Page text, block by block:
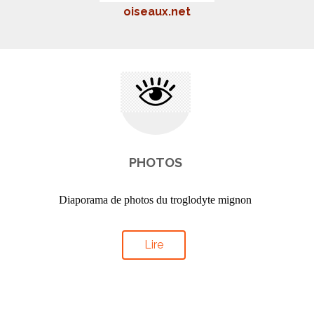
oiseaux.net
PHOTOS
Diaporama de photos du troglodyte mignon
Lire